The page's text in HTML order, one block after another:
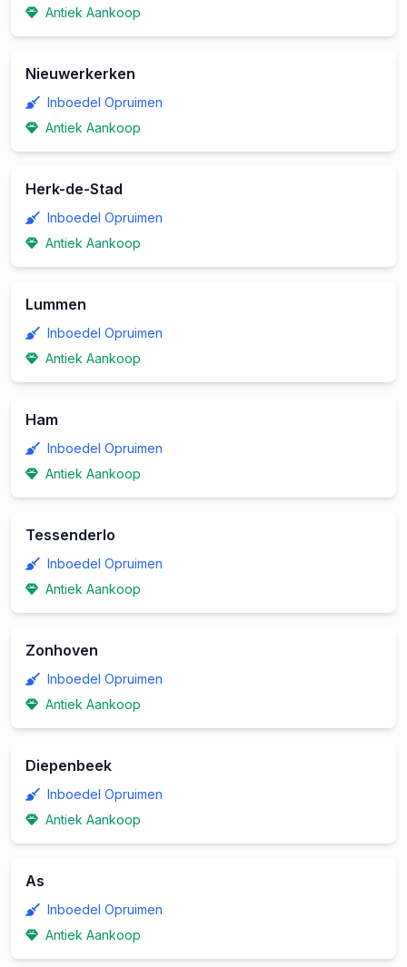
Antiek Aankoop
Nieuwerkerken
Inboedel Opruimen
Antiek Aankoop
Herk-de-Stad
Inboedel Opruimen
Antiek Aankoop
Lummen
Inboedel Opruimen
Antiek Aankoop
Ham
Inboedel Opruimen
Antiek Aankoop
Tessenderlo
Inboedel Opruimen
Antiek Aankoop
Zonhoven
Inboedel Opruimen
Antiek Aankoop
Diepenbeek
Inboedel Opruimen
Antiek Aankoop
As
Inboedel Opruimen
Antiek Aankoop